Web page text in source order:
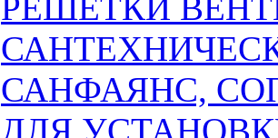
РЕШЕТКИ
САНФАЯНС,